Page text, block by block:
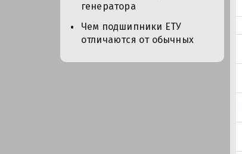
генератора
Чем подшипники ЕТУ
отличаются от обычных